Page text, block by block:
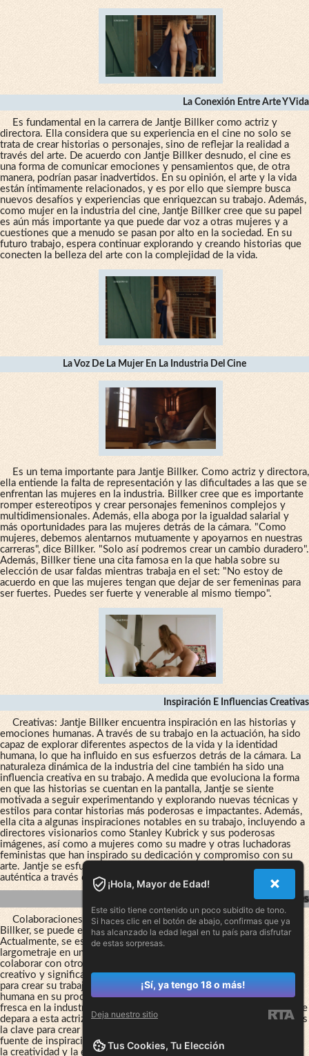
La Conexión Entre Arte Y Vida
Es fundamental en la carrera de Jantje Billker como actriz y
directora. Ella considera que su experiencia en el cine no solo se
trata de crear historias o personajes, sino de reflejar la realidad a
través del arte. De acuerdo con Jantje Billker desnudo, el cine es
una forma de comunicar emociones y pensamientos que, de otra
manera, podrían pasar inadvertidos. En su opinión, el arte y la vida
están íntimamente relacionados, y es por ello que siempre busca
nuevos desafíos y experiencias que enriquezcan su trabajo. Además,
como mujer en la industria del cine, Jantje Billker cree que su papel
es aún más importante ya que puede dar voz a otras mujeres y a
cuestiones que a menudo se pasan por alto en la sociedad. En su
futuro trabajo, espera continuar explorando y creando historias que
conecten la belleza del arte con la complejidad de la vida.
La Voz De La Mujer En La Industria Del Cine
Es un tema importante para Jantje Billker. Como actriz y directora,
ella entiende la falta de representación y las dificultades a las que se
enfrentan las mujeres en la industria. Billker cree que es importante
romper estereotipos y crear personajes femeninos complejos y
multidimensionales. Además, ella aboga por la igualdad salarial y
más oportunidades para las mujeres detrás de la cámara. "Como
mujeres, debemos alentarnos mutuamente y apoyarnos en nuestras
carreras", dice Billker. "Solo así podremos crear un cambio duradero".
Además, Billker tiene una cita famosa en la que habla sobre su
elección de usar faldas mientras trabaja en el set: "No estoy de
acuerdo en que las mujeres tengan que dejar de ser femeninas para
ser fuertes. Puedes ser fuerte y venerable al mismo tiempo".
Inspiración E Influencias Creativas
Creativas: Jantje Billker encuentra inspiración en las historias y
emociones humanas. A través de su trabajo en la actuación, ha sido
capaz de explorar diferentes aspectos de la vida y la identidad
humana, lo que ha influido en sus esfuerzos detrás de la cámara. La
naturaleza dinámica de la industria del cine también ha sido una
influencia creativa en su trabajo. A medida que evoluciona la forma
en que las historias se cuentan en la pantalla, Jantje se siente
motivada a seguir experimentando y explorando nuevas técnicas y
estilos para contar historias más poderosas e impactantes. Además,
ella cita a algunas inspiraciones notables en su trabajo, incluyendo a
directores visionarios como Stanley Kubrick y sus poderosas
imágenes, así como a mujeres como su madre y otras luchadoras
feministas que han inspirado su dedicación y compromiso con su
arte. Jantje se esfuerza por crear una experiencia emocional
auténtica a través de su trabajo creativo.
Futuros Proyectos Y Colaboraciones
Colaboraciones: En cuanto a los futuros proyectos de Jantje
Billker, se puede esperar ver más de su trabajo detrás de la cámara.
Actualmente, se está preparando para dirigir un cortometraje y un
largometraje en un futuro cercano. También tiene planes de
colaborar con otros cineastas y artistas para crear contenido
creativo y significativo. Jantje Billker se inspira en la vida cotidiana
para crear su trabajo y también valora la colaboración y la conexión
humana en su proceso creativo. Con su voz única y perspectiva
fresca en la industria del cine, es emocionante ver lo que el futuro le
depara a esta actriz convertida en cineasta. como "La autenticidad es
la clave para crear un trabajo significativo" y "La vida misma es una
fuente de inspiración inagotable" son indicativos de su enfoque en
la creatividad y la exploración. *Sugerir sobre su ropa interior no es
¡Hola, Mayor de Edad!
Este sitio tiene contenido un poco subidito de tono.
Si haces clic en el botón de abajo, confirmas que ya
has alcanzado la edad legal en tu país para disfrutar
de estas sorpresas.
¡Sí, ya tengo 18 o más!
Deja nuestro sitio
Tus Cookies, Tu Elección